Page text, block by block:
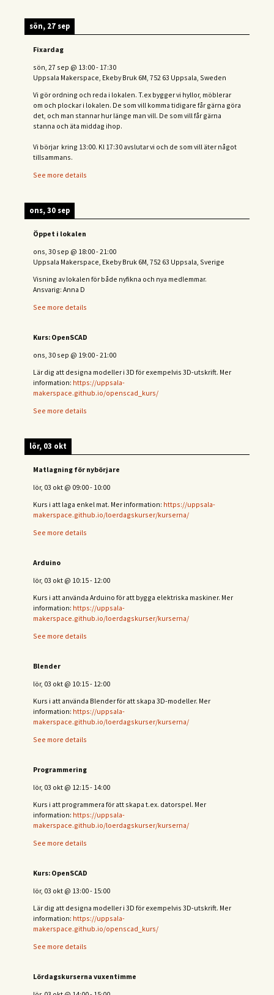
sön, 27 sep
Fixardag
sön, 27 sep @ 13:00- 17:30
Uppsala Makerspace, Ekeby Bruk 6M, 752 63 Uppsala, Sweden
Vi gör ordning och reda i lokalen. T.ex bygger vi hyllor, möblerar
om och plockar i lokalen. De som vill komma tidigare får gärna göra
det, och man stannar hur länge man vill. De som vill får gärna
stanna och äta middag ihop.
Vi börjar kring 13:00. Kl 17:30 avslutar vi och de som vill äter något
tillsammans.
See more details
ons, 30 sep
Öppet i lokalen
ons, 30 sep @ 18:00-21:00
Uppsala Makerspace, Ekeby Bruk 6M, 752 63 Uppsala, Sverige
Visning av lokalen för både nyfikna och nya medlemmar.
Ansvarig: Anna D
See more details
Kurs: OpenSCAD
ons, 30 sep @ 19:00-21:00
Lär dig att designa modeller i 3D för exempelvis 3D-utskrift. Mer
information: https://uppsala-
makerspace.github.io/openscad_kurs/
See more details
lör, 03 okt
Matlagning för nybörjare
lör, 03 okt @ 09:00- 10:00
Kurs i att laga enkel mat. Mer information: https://uppsala-
makerspace.github.io/loerdagskurser/kurserna/
See more details
Arduino
lör, 03 okt @ 10:15- 12:00
Kurs i att använda Arduino för att bygga elektriska maskiner. Mer
information: https://uppsala-
makerspace.github.io/loerdagskurser/kurserna/
See more details
Blender
lör, 03 okt @ 10:15- 12:00
Kurs i att använda Blender för att skapa 3D-modeller. Mer
information: https://uppsala-
makerspace.github.io/loerdagskurser/kurserna/
See more details
Programmering
lör, 03 okt @ 12:15- 14:00
Kurs i att programmera för att skapa t.ex. datorspel. Mer
information: https://uppsala-
makerspace.github.io/loerdagskurser/kurserna/
See more details
Kurs: OpenSCAD
lör, 03 okt @ 13:00- 15:00
Lär dig att designa modeller i 3D för exempelvis 3D-utskrift. Mer
information: https://uppsala-
makerspace.github.io/openscad_kurs/
See more details
Lördagskurserna vuxentimme